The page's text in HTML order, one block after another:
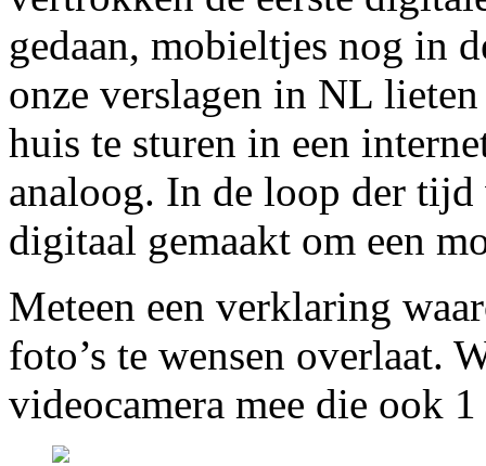
gedaan, mobieltjes nog in
onze verslagen in NL
huis te sturen in een
analoog. In de loop der
digitaal gemaakt om een
Meteen een verklaring
foto’s te wensen overlaat.
videocamera mee die ook